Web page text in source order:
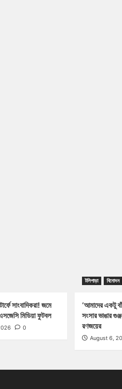
সাংবাদিকরা! জমে
মিডিয়া ফুটবল
0
টলিপাড়া বিনোদন
‘আমাদের একটু
সংসার ভাঙার
রণজয়ের
August 6,